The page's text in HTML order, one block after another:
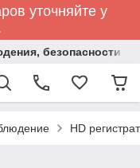
уточняйте у
безопасности и
HD